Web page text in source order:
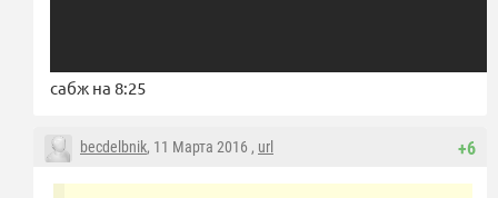
сабж на 8:25
+6
becdelbnik, 11 Марта 2016 , url